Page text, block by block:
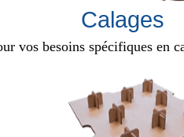
Calages
vos besoins spécifiques en